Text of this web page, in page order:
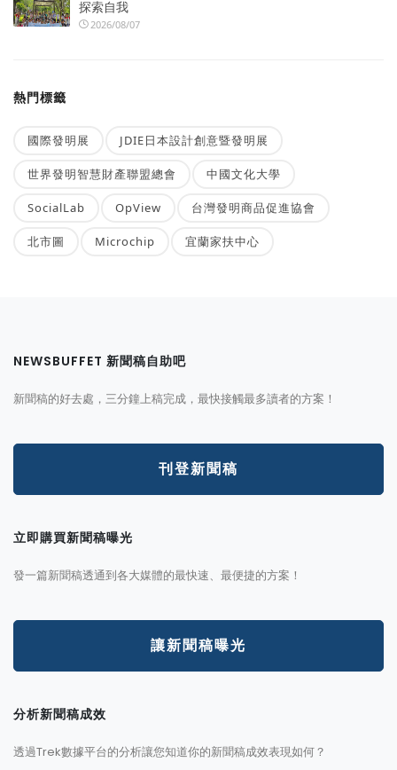
探索自我
2026/08/07
熱門標籤
國際發明展 JDIE日本設計創意暨發明展
世界發明智慧財產聯盟總會 中國文化大學
SocialLab OpView 台灣發明商品促進協會
北市圖 Microchip 宜蘭家扶中心
NEWSBUFFET 新聞稿自助吧
新聞稿的好去處，三分鐘上稿完成，最快接觸最多讀者的方案！
刊登新聞稿
立即購買新聞稿曝光
發一篇新聞稿透通到各大媒體的最快速、最便捷的方案！
讓新聞稿曝光
分析新聞稿成效
透過Trek數據平台的分析讓您知道你的新聞稿成效表現如何？